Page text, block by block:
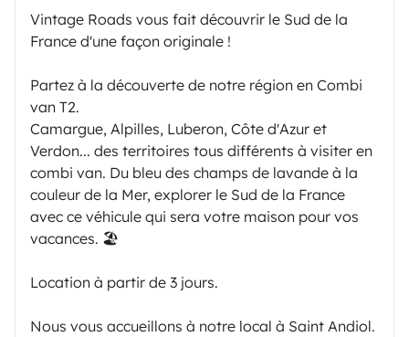
Vintage Roads vous fait découvrir le Sud de la
France d'une façon originale !
Partez à la découverte de notre région en Combi
van T2.
Camargue, Alpilles, Luberon, Côte d'Azur et
Verdon... des territoires tous différents à visiter en
combi van. Du bleu des champs de lavande à la
couleur de la Mer, explorer le Sud de la France
avec ce véhicule qui sera votre maison pour vos
vacances. 🏖
Location à partir de 3 jours.
Nous vous accueillons à notre local à Saint Andiol.